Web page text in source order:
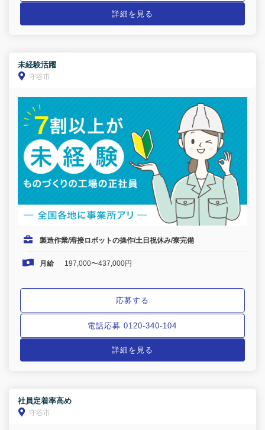
詳細を見る
未経験活躍
守谷市
製造作業/溶接ロボットの操作/土日祝休み/寮完備
月給 197,000〜437,000円
応募する
電話応募 0120-340-104
詳細を見る
社員定着率高め
守谷市